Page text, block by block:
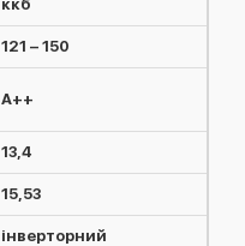
ккб
121 – 150
A++
13,4
15,53
інверторний